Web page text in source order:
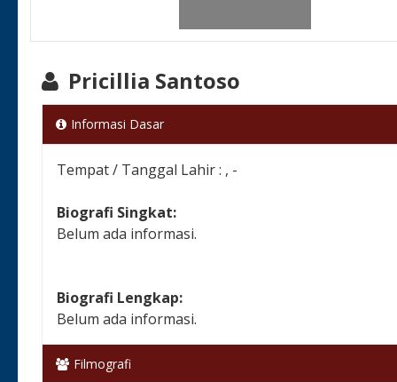
Pricillia Santoso
Informasi Dasar
Tempat / Tanggal Lahir : , -
Biografi Singkat:
Belum ada informasi.
Biografi Lengkap:
Belum ada informasi.
Filmografi